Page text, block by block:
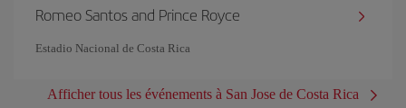
Romeo Santos and Prince Royce
Estadio Nacional de Costa Rica
Afficher tous les événements à San Jose de Costa Rica